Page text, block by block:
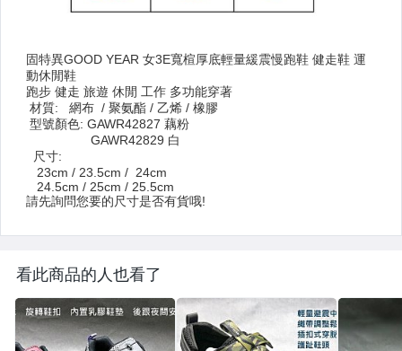
看此商品的人也看了